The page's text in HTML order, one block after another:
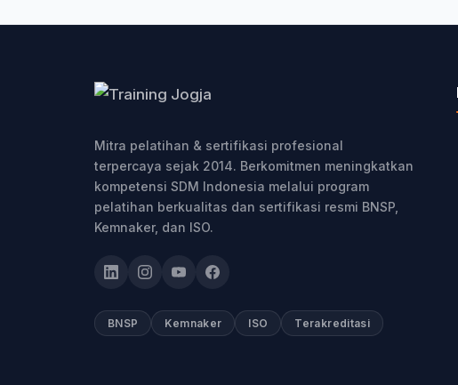
Mitra pelatihan & sertifikasi profesional
terpercaya sejak 2014. Berkomitmen meningkatkan
kompetensi SDM Indonesia melalui program
pelatihan berkualitas dan sertifikasi resmi BNSP,
Kemnaker, dan ISO.
BNSP Kemnaker ISO Terakreditasi